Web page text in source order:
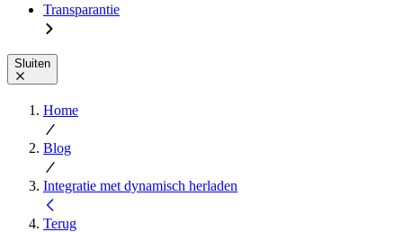
Transparantie
Sluiten
Home
Blog
Integratie met dynamisch herladen
Terug